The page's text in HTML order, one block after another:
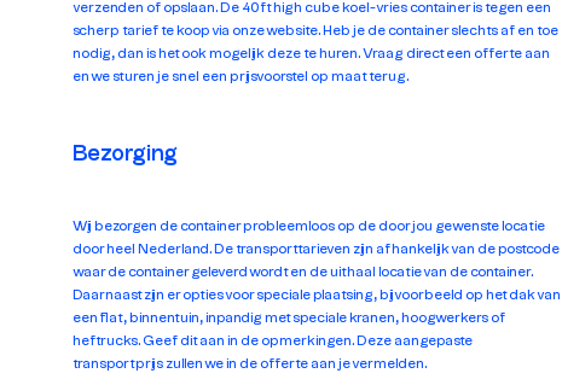
verzenden of opslaan. De 40ft high cube koel-vries container is tegen een
scherp tarief te koop via onze website. Heb je de container slechts af en toe
nodig, dan is het ook mogelijk deze te huren. Vraag direct een offerte aan
en we sturen je snel een prijsvoorstel op maat terug.
Bezorging
Wij bezorgen de container probleemloos op de door jou gewenste locatie
door heel Nederland. De transporttarieven zijn afhankelijk van de postcode
waar de container geleverd wordt en de uithaal locatie van de container.
Daarnaast zijn er opties voor speciale plaatsing, bijvoorbeeld op het dak van
een flat, binnentuin, inpandig met speciale kranen, hoogwerkers of
heftrucks. Geef dit aan in de opmerkingen. Deze aangepaste
transportprijs zullen we in de offerte aan je vermelden.